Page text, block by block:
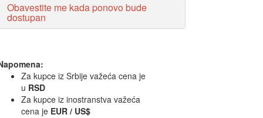
Obavestite me kada ponovo bude
dostupan
Za kupce iz Srbije važeća cena je
u RSD
Za kupce iz inostranstva važeća
cena je EUR / US$